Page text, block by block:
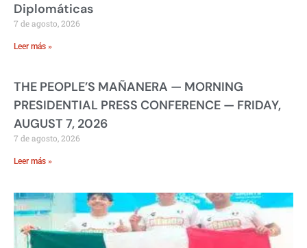
Diplomáticas
7 de agosto, 2026
Leer más »
THE PEOPLE’S MAÑANERA — MORNING
PRESIDENTIAL PRESS CONFERENCE — FRIDAY,
AUGUST 7, 2026
7 de agosto, 2026
Leer más »